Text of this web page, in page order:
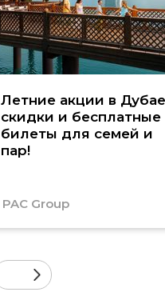
Летние акции в
скидки и бесплатные
билеты для семей и
пар!
PAC Group